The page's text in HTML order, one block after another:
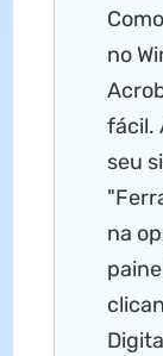
no
fácil.
seu
na